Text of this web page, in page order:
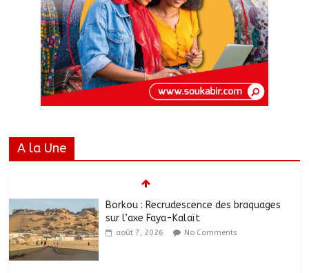
A la Une
Borkou : Recrudescence des braquages
sur l’axe Faya-Kalaït
août 7, 2026 No Comments